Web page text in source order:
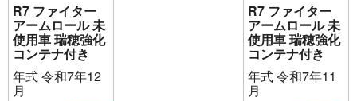
R7 ファイター
アームロール 未
使用車 瑞穂強化
コンテナ付き
年式令和7年12
月
R7 ファイター
アームロール 未
使用車 瑞穂強化
コンテナ付き
年式令和7年11
月